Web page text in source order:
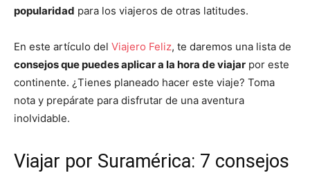
popularidad para los viajeros de otras latitudes.
En este artículo del Viajero Feliz, te daremos una lista de
consejos que puedes aplicar a la hora de viajar por este
continente. ¿Tienes planeado hacer este viaje? Toma
nota y prepárate para disfrutar de una aventura
inolvidable.
Viajar por Suramérica: 7 consejos